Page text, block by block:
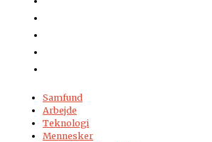
Samfund
Arbejde
Teknologi
Mennesker